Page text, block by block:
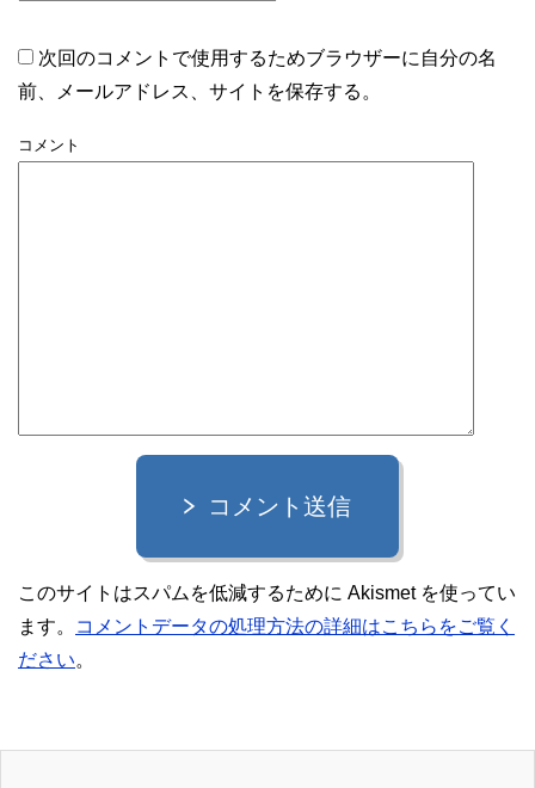
次回のコメントで使用するためブラウザーに自分の名
前、メールアドレス、サイトを保存する。
コメント
コメント送信
このサイトはスパムを低減するために Akismet を使ってい
ます。
コメントデータの処理方法の詳細はこちらをご覧く
ださい。